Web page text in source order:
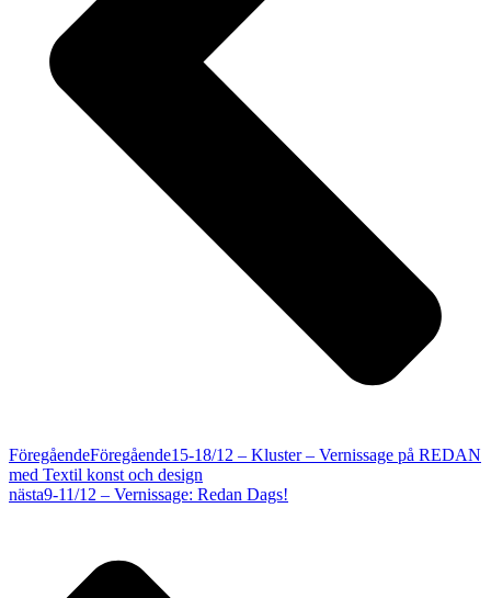
FöregåendeFöregående15-18/12 – Kluster – Vernissage på REDAN
med Textil konst och design
nästa9-11/12 – Vernissage: Redan Dags!